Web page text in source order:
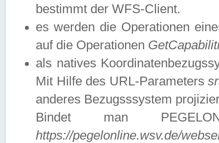
bestimmt der WFS-Client.
es werden die Operationen
auf die Operationen
als natives
Mit Hilfe des URL-Parameters
anderes Bezugsssystem
Bindet man
https://pegelonline.wsv.de/